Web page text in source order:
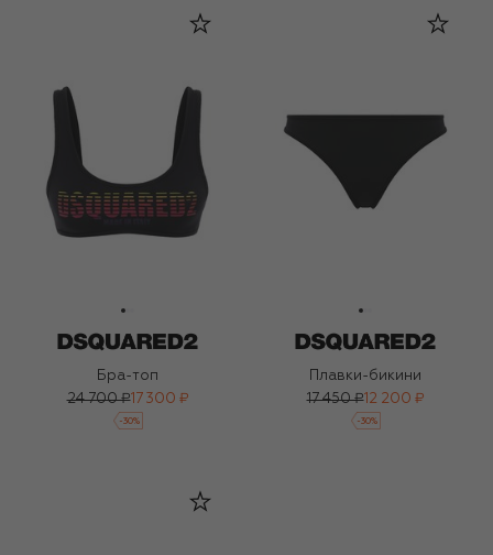
Бра-топ
24 700 ₽17 300 ₽
-30%
Плавки-бикини
17 450 ₽12 200 ₽
-30%